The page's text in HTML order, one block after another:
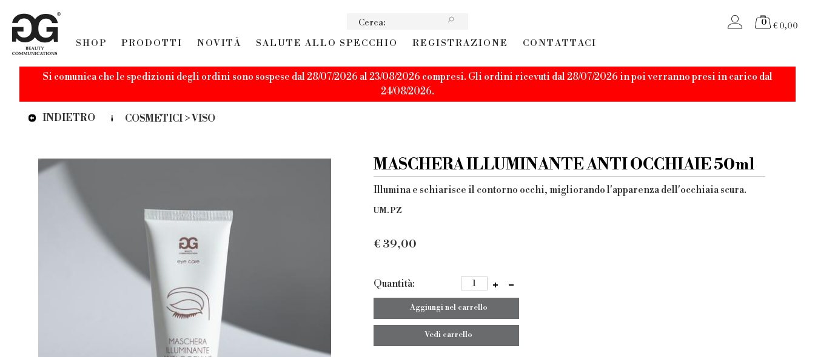
0 € 0,00
SHOP PRODOTTI NOVITÀ SALUTE ALLO SPECCHIO REGISTRAZIONE CONTATTACI
Si comunica che le spedizioni degli ordini sono sospese dal 28/07/2026 al 23/08/2026 compresi. Gli ordini ricevuti dal 28/07/2026 in poi verranno presi in carico dal
24/08/2026.
INDIETRO COSMETICI > VISO
MASCHERA ILLUMINANTE ANTI OCCHIAIE 50ml
Illumina e schiarisce il contorno occhi, migliorando l'apparenza dell'occhiaia scura.
UM. PZ
€ 39,00
Quantità:
Aggiungi nel carrello
Vedi carrello